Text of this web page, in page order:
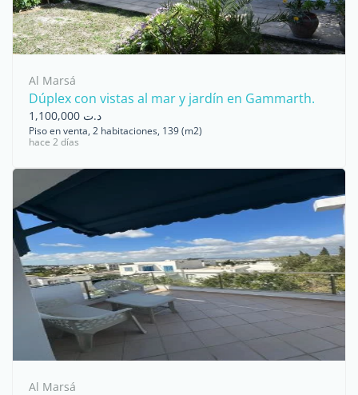
Al Marsá
Dúplex con vistas al mar y jardín en Gammarth.
د.ت 1,100,000
Piso en venta, 2 habitaciones, 139 (m2)
hace 2 días
Al Marsá